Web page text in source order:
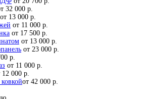
32 000 р.
от 13 000 р.
от 11 000 р.
от 17 500 р.
от 13 000 р.
от 23 000 р.
р.
от 11 000 р.
12 000 р.
от 42 000 р.